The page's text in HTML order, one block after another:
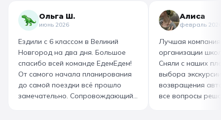
маршрут для себя, настолько
интересно и насыщенно было.
Огромная благодарность
организатору! Вы лучшие: от
выбора супер-маршрута, питания,
гостиницы, тайминга, до
интересного экскурсовода и
приятного водителя. Всё на
высшем уровне 👌
гигантский
изготовили
слоёного теста,
со скоморохом,
загадками. В
горячие
производстве
вкусный и
Ольга Ш.
июнь 2026
Ездили с 6 классом в Великий
Новгород на два дня. Большое
спасибо всей команде ЕдемЕдем!
От самого начала планирования
до самой поездки всё прошло
замечательно. Сопровождающий
Алиса
февраль
Лучшая
организации
Сняли с наших
выбора
возвращения
все вопросы